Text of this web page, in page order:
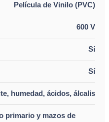
Película de Vinilo (PVC)
600 V
Sí
Sí
humedad, ácidos, álcalis
primario y mazos de